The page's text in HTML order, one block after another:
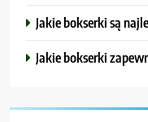
Jakie bokserki są
Jakie bokserki